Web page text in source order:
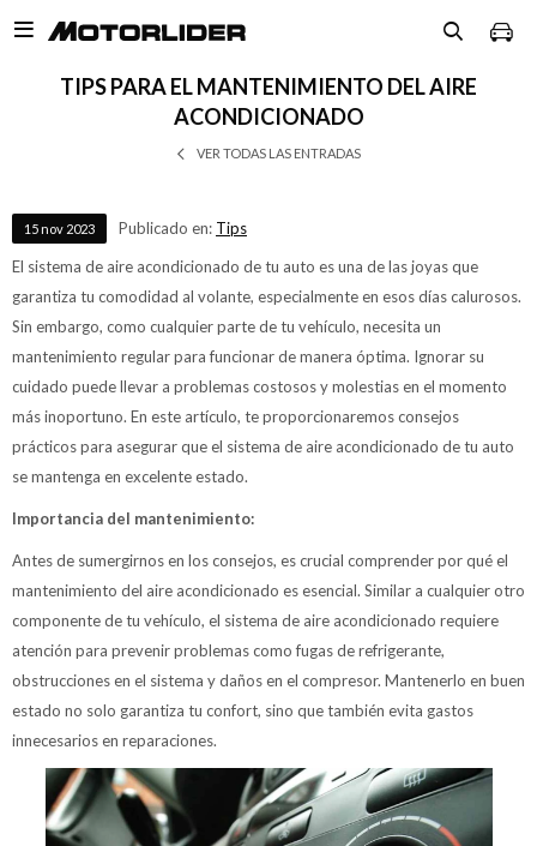

TIPS PARA EL MANTENIMIENTO DEL AIRE
ACONDICIONADO
VER TODAS LAS ENTRADAS
15 nov 2023 Publicado en: Tips
El sistema de aire acondicionado de tu auto es una de las joyas que
garantiza tu comodidad al volante, especialmente en esos días calurosos.
Sin embargo, como cualquier parte de tu vehículo, necesita un
mantenimiento regular para funcionar de manera óptima. Ignorar su
cuidado puede llevar a problemas costosos y molestias en el momento
más inoportuno. En este artículo, te proporcionaremos consejos
prácticos para asegurar que el sistema de aire acondicionado de tu auto
se mantenga en excelente estado.
Importancia del mantenimiento:
Antes de sumergirnos en los consejos, es crucial comprender por qué el
mantenimiento del aire acondicionado es esencial. Similar a cualquier otro
componente de tu vehículo, el sistema de aire acondicionado requiere
atención para prevenir problemas como fugas de refrigerante,
obstrucciones en el sistema y daños en el compresor. Mantenerlo en buen
estado no solo garantiza tu confort, sino que también evita gastos
innecesarios en reparaciones.